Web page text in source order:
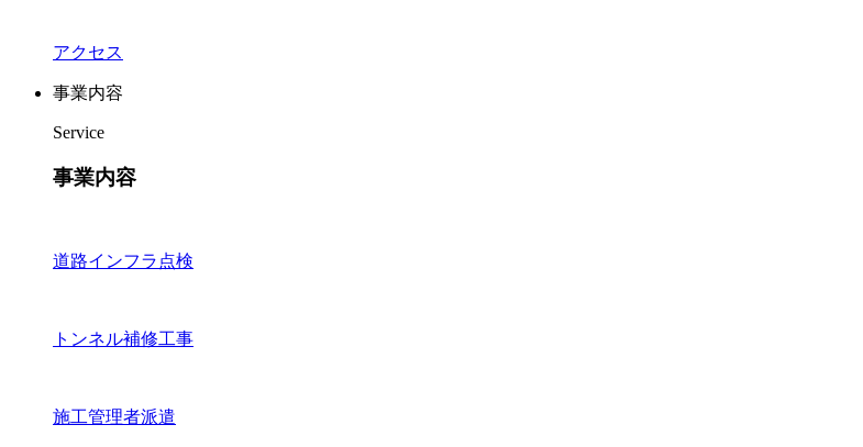
アクセス
事業内容
Service
事業内容
道路インフラ点検
トンネル補修工事
施工管理者派遣